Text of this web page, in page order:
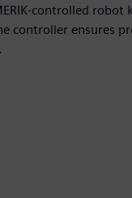
controller ensures